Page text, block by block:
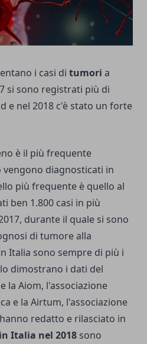
i casi di tumori a
si sono registrati più di
e nel 2018 c'è stato un forte
è il più frequente
vengono diagnosticati in
più frequente è quello al
ben 1.800 casi in più
durante il quale si sono
di tumore alla
Italia sono sempre di più i
dimostrano i dati del
la Aiom, l'associazione
e la Airtum, l'associazione
redatto e rilasciato in
Italia nel 2018 sono